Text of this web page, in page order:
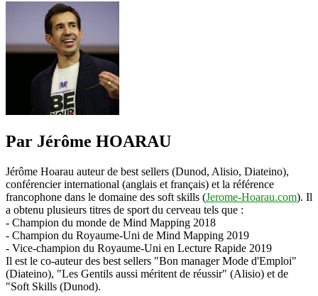
Par Jérôme HOARAU
Jérôme Hoarau auteur de best sellers (Dunod, Alisio, Diateino),
conférencier international (anglais et français) et la référence
francophone dans le domaine des soft skills (Jerome-Hoarau.com). Il
a obtenu plusieurs titres de sport du cerveau tels que :
- Champion du monde de Mind Mapping 2018
- Champion du Royaume-Uni de Mind Mapping 2019
- Vice-champion du Royaume-Uni en Lecture Rapide 2019
Il est le co-auteur des best sellers "Bon manager Mode d'Emploi"
(Diateino), "Les Gentils aussi méritent de réussir" (Alisio) et de
"Soft Skills (Dunod).